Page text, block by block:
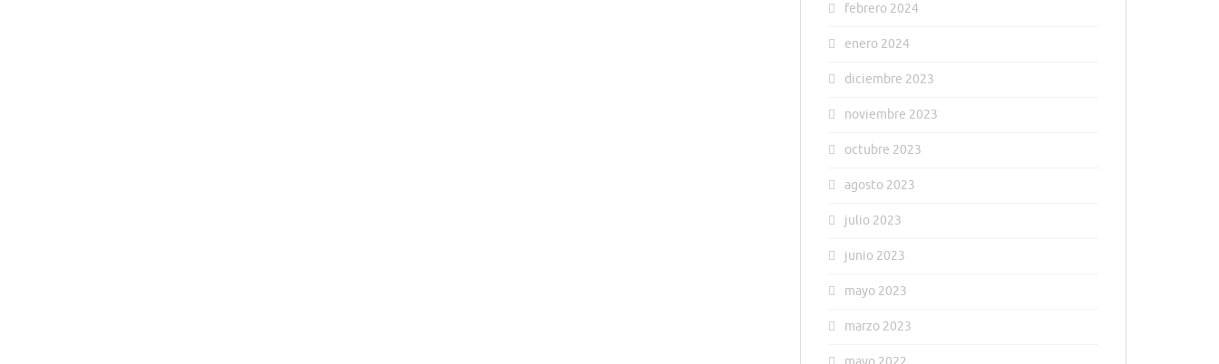
febrero 2024
enero 2024
diciembre 2023
noviembre 2023
octubre 2023
agosto 2023
julio 2023
junio 2023
mayo 2023
marzo 2023